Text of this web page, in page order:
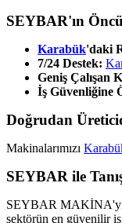
SEYBAR'ın
Karabük'daki
7/24 Destek:
Geniş Çalışan
İş Güvenliğine
Doğrudan
Makinalarımızı
SEYBAR ile
SEYBAR MAKİNA'yı
sektörün en güvenilir